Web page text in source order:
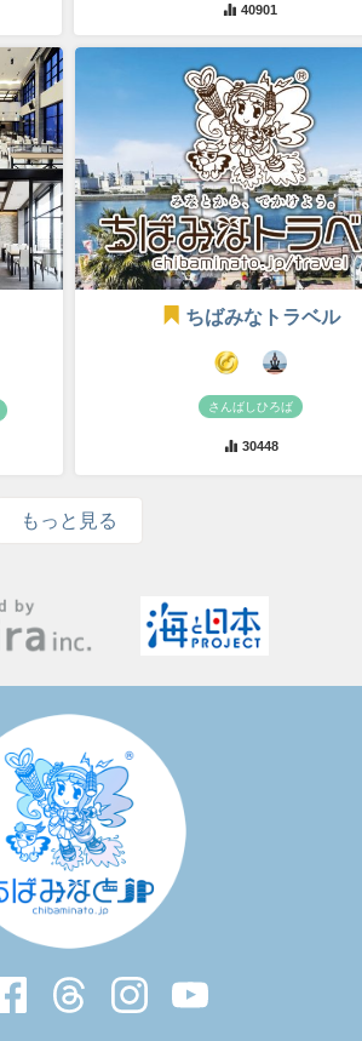
40901
ちばみなトラベル
さんばしひろば
30448
もっと見る